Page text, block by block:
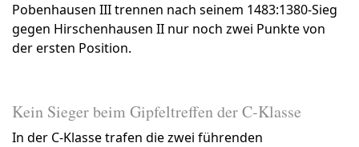
Pobenhausen III trennen nach seinem 1483:1380-Sieg
gegen Hirschenhausen II nur noch zwei Punkte von
der ersten Position.
Kein Sieger beim Gipfeltreffen der C-Klasse
In der C-Klasse trafen die zwei führenden